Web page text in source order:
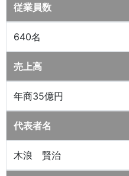
従業員数
640名
売上高
年商35億円
代表者名
木浪 賢治